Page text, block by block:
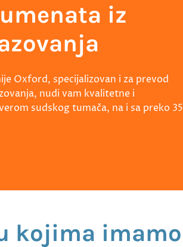
iz
Oxford, specijalizovan i za prevod
nudi vam kvalitetne i
sudskog tumača, na i sa preko 35
kojima imamo